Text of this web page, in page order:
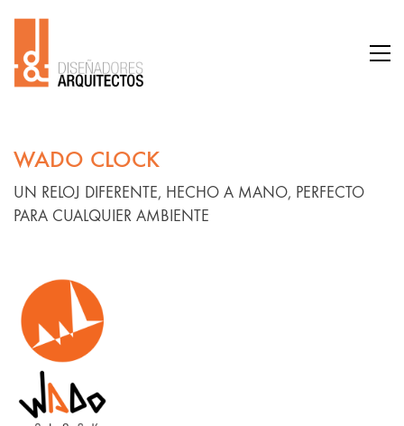
WADO CLOCK
UN RELOJ DIFERENTE, HECHO A MANO, PERFECTO
PARA CUALQUIER AMBIENTE